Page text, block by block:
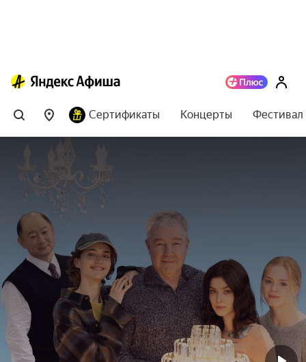
Сертификаты Концерты